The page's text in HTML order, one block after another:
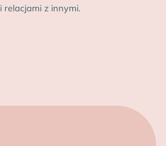
i relacjami z innymi.